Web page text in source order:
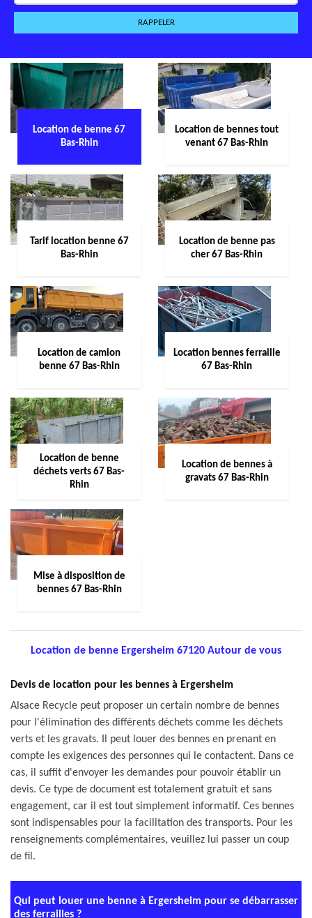
Location de benne 67
Bas-Rhin
Location de bennes tout
venant 67 Bas-Rhin
Tarif location benne 67
Bas-Rhin
Location de benne pas
cher 67 Bas-Rhin
Location de camion
benne 67 Bas-Rhin
Location bennes ferraille
67 Bas-Rhin
Location de benne
déchets verts 67 Bas-
Rhin
Location de bennes à
gravats 67 Bas-Rhin
Mise à disposition de
bennes 67 Bas-Rhin
Location de benne Ergersheim 67120 Autour de vous
Devis de location pour les bennes à Ergersheim
Alsace Recycle peut proposer un certain nombre de bennes
pour l'élimination des différents déchets comme les déchets
verts et les gravats. Il peut louer des bennes en prenant en
compte les exigences des personnes qui le contactent. Dans ce
cas, il suffit d'envoyer les demandes pour pouvoir établir un
devis. Ce type de document est totalement gratuit et sans
engagement, car il est tout simplement informatif. Ces bennes
sont indispensables pour la facilitation des transports. Pour les
renseignements complémentaires, veuillez lui passer un coup
de fil.
Qui peut louer une benne à Ergersheim pour se débarrasser
des ferrailles ?